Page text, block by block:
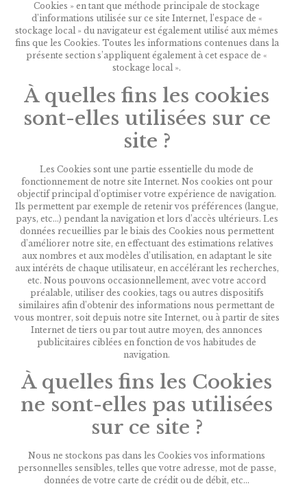
Cookies » en tant que méthode principale de stockage
d’informations utilisée sur ce site Internet, l’espace de «
stockage local » du navigateur est également utilisé aux mêmes
fins que les Cookies. Toutes les informations contenues dans la
présente section s’appliquent également à cet espace de «
stockage local ».
À quelles fins les cookies
sont-elles utilisées sur ce
site ?
Les Cookies sont une partie essentielle du mode de
fonctionnement de notre site Internet. Nos cookies ont pour
objectif principal d’optimiser votre expérience de navigation.
Ils permettent par exemple de retenir vos préférences (langue,
pays, etc…) pendant la navigation et lors d’accès ultérieurs. Les
données recueillies par le biais des Cookies nous permettent
d’améliorer notre site, en effectuant des estimations relatives
aux nombres et aux modèles d’utilisation, en adaptant le site
aux intérêts de chaque utilisateur, en accélérant les recherches,
etc. Nous pouvons occasionnellement, avec votre accord
préalable, utiliser des cookies, tags ou autres dispositifs
similaires afin d’obtenir des informations nous permettant de
vous montrer, soit depuis notre site Internet, ou à partir de sites
Internet de tiers ou par tout autre moyen, des annonces
publicitaires ciblées en fonction de vos habitudes de
navigation.
À quelles fins les Cookies
ne sont-elles pas utilisées
sur ce site ?
Nous ne stockons pas dans les Cookies vos informations
personnelles sensibles, telles que votre adresse, mot de passe,
données de votre carte de crédit ou de débit, etc…